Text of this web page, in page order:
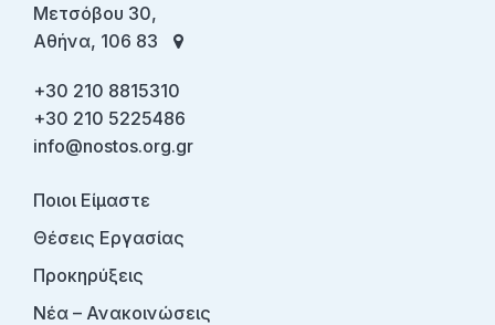
Μετσόβου 30,
Αθήνα, 106 83
+30 210 8815310
+30 210 5225486
info@nostos.org.gr
Ποιοι Είμαστε
Θέσεις Εργασίας
Προκηρύξεις
Νέα – Ανακοινώσεις